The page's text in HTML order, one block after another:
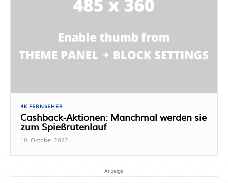
4K FERNSEHER
Cashback-Aktionen: Manchmal werden sie
zum Spießrutenlauf
10. Oktober 2022
Anzeige